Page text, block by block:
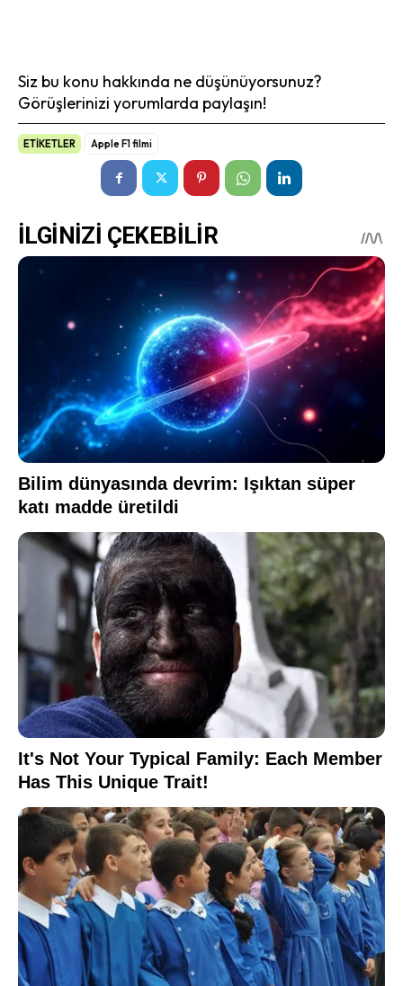
Siz bu konu hakkında ne düşünüyorsunuz?
Görüşlerinizi yorumlarda paylaşın!
ETİKETLER Apple F1 filmi